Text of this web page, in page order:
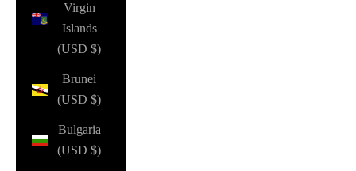
Virgin
Islands
(USD $)
Brunei
(USD $)
Bulgaria
(USD $)